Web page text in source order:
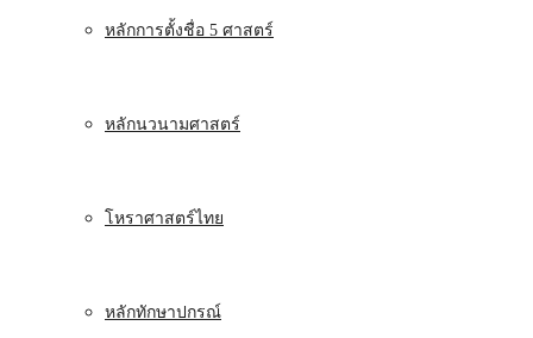
หลักการตั้งชื่อ 5 ศาสตร์
หลักนวนามศาสตร์
โหราศาสตร์ไทย
หลักทักษาปกรณ์